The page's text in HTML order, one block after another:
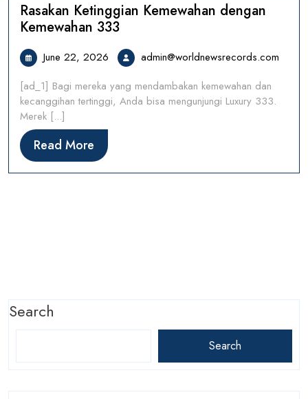
Rasakan Ketinggian Kemewahan dengan
Kemewahan 333
June 22, 2026 June
22,
2026
admin@worldnewsrecords.com
[ad_1] Bagi mereka yang mendambakan kemewahan dan
kecanggihan tertinggi, Anda bisa mengunjungi Luxury 333.
Merek [...]
Read More Read
More
Search
Search